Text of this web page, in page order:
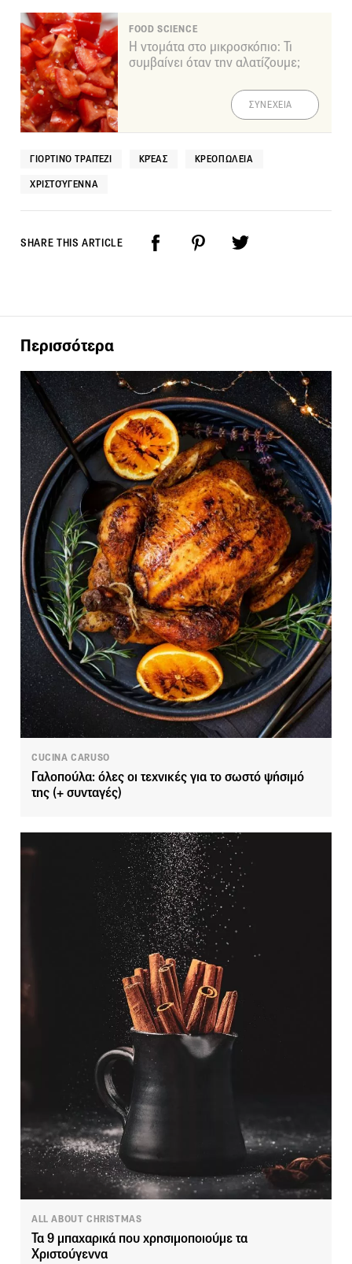
FOOD SCIENCE
Η ντομάτα στο μικροσκόπιο: Τι
συμβαίνει όταν την αλατίζουμε;
ΣΥΝΕΧΕΙΑ
ΓΙΟΡΤΙΝΌ ΤΡΑΠΈΖΙ ΚΡΈΑΣ ΚΡΕΟΠΩΛΕΊΑ
ΧΡΙΣΤΟΎΓΕΝΝΑ
SHARE THIS ARTICLE
Περισσότερα
CUCINA CARUSO
Γαλοπούλα: όλες οι τεχνικές για το σωστό ψήσιμό
της (+ συνταγές)
ALL ABOUT CHRISTMAS
Τα 9 μπαχαρικά που χρησιμοποιούμε τα
Χριστούγεννα